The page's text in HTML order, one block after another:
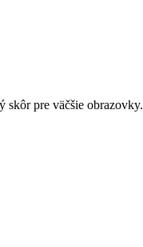
pre väčšie obrazovky.